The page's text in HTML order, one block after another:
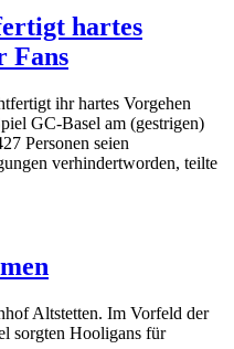
hartes
Fans
ihr hartes Vorgehen
GC-Basel am (gestrigen)
Personen seien
verhindertworden, teilte
Altstetten. Im Vorfeld der
sorgten Hooligans für